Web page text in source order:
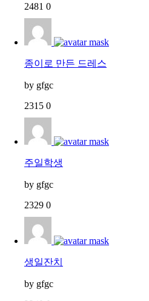
2481 0
종이로 만든 드레스
by gfgc
2315 0
주일학생
by gfgc
2329 0
생일잔치
by gfgc